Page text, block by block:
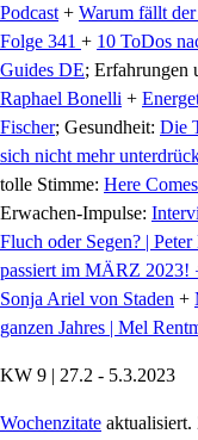
Podcast + Warum fällt
Folge 341 + 10 ToDos
Guides DE; Erfahrungen
Raphael Bonelli +
Fischer; Gesundheit: Die
sich nicht mehr
tolle Stimme: Here
Erwachen-Impulse:
Fluch oder Segen? |
passiert im MÄRZ 2023!
Sonja Ariel von Staden +
ganzen Jahres | Mel
KW 9 | 27.2 - 5.3.2023
Wochenzitate aktualisiert.